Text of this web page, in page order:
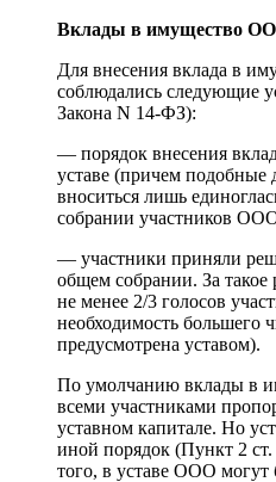
Вклады в имущество
Для внесения вклада в
соблюдались следующие
Закона N 14-ФЗ):
— порядок внесения
уставе (причем подобные
вноситься лишь
собрании участников
— участники приняли
общем собрании. За
не менее 2/3 голосов
необходимость большего
предусмотрена уставом).
По умолчанию вклады в
всеми участниками
уставном капитале. Но
иной порядок (Пункт 2
того, в уставе ООО могут